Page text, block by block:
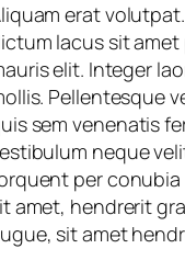
erat
lacus sit
elit. Integer
Pellentesque
sem venenatis
neque
per conubia
amet, hendrerit
sit amet